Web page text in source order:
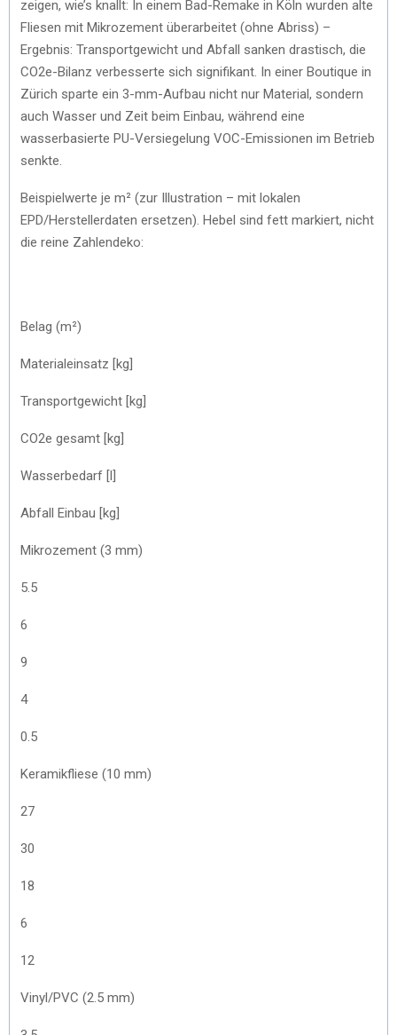
zeigen, wie’s knallt: In einem Bad-Remake in Köln wurden alte
Fliesen mit Mikrozement überarbeitet (ohne Abriss) –
Ergebnis: Transportgewicht und Abfall sanken drastisch, die
CO2e-Bilanz verbesserte sich signifikant. In einer Boutique in
Zürich sparte ein 3-mm-Aufbau nicht nur Material, sondern
auch Wasser und Zeit beim Einbau, während eine
wasserbasierte PU-Versiegelung VOC-Emissionen im Betrieb
senkte.
Beispielwerte je m² (zur Illustration – mit lokalen
EPD/Herstellerdaten ersetzen). Hebel sind fett markiert, nicht
die reine Zahlendeko:
Belag (m²)
Materialeinsatz [kg]
Transportgewicht [kg]
CO2e gesamt [kg]
Wasserbedarf [l]
Abfall Einbau [kg]
Mikrozement (3 mm)
5.5
6
9
4
0.5
Keramikfliese (10 mm)
27
30
18
6
12
Vinyl/PVC (2.5 mm)